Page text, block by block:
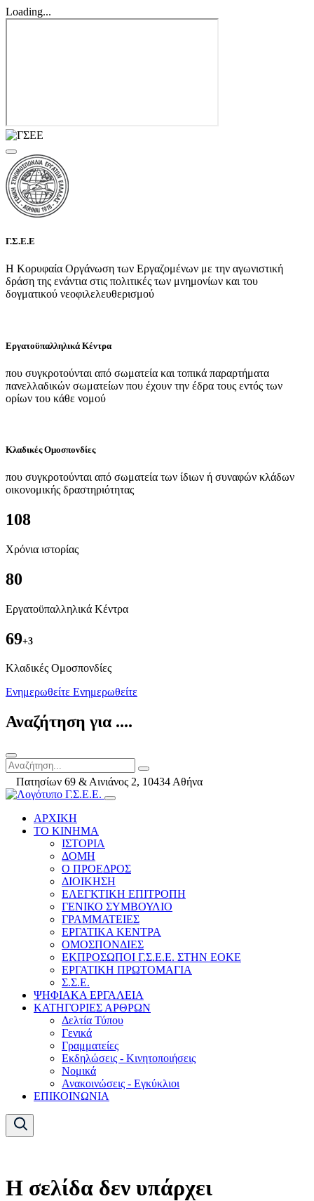
Loading...
Γ.Σ.Ε.Ε
Η Κορυφαία Οργάνωση των Εργαζομένων με την αγωνιστική
δράση της ενάντια στις πολιτικές των μνημονίων και του
δογματικού νεοφιλελευθερισμού
Εργατοϋπαλληλικά Κέντρα
που συγκροτούνται από σωματεία και τοπικά παραρτήματα
πανελλαδικών σωματείων που έχουν την έδρα τους εντός των
ορίων του κάθε νομού
Κλαδικές Ομοσπονδίες
που συγκροτούνται από σωματεία των ίδιων ή συναφών κλάδων
οικονομικής δραστηριότητας
108
Χρόνια ιστορίας
80
Εργατοϋπαλληλικά Κέντρα
69+3
Kλαδικές Ομοσπονδίες
Ενημερωθείτε Ενημερωθείτε
Αναζήτηση για ....
Πατησίων 69 & Αινιάνος 2, 10434 Αθήνα
ΑΡΧΙΚΗ
ΤΟ ΚΙΝΗΜΑ
ΙΣΤΟΡΙΑ
ΔΟΜΗ
Ο ΠΡΟΕΔΡΟΣ
ΔΙΟΙΚΗΣΗ
ΕΛΕΓΚΤΙΚΗ ΕΠΙΤΡΟΠΗ
ΓΕΝΙΚΟ ΣΥΜΒΟΥΛΙΟ
ΓΡΑΜΜΑΤΕΙΕΣ
ΕΡΓΑΤΙΚΑ ΚΕΝΤΡΑ
ΟΜΟΣΠΟΝΔΙΕΣ
ΕΚΠΡΟΣΩΠΟΙ Γ.Σ.Ε.Ε. ΣΤΗΝ ΕΟΚΕ
ΕΡΓΑΤΙΚΗ ΠΡΩΤΟΜΑΓΙΑ
Σ.Σ.Ε.
ΨΗΦΙΑΚΑ ΕΡΓΑΛΕΙΑ
ΚΑΤΗΓΟΡΙΕΣ ΑΡΘΡΩΝ
Δελτία Τύπου
Γενικά
Γραμματείες
Εκδηλώσεις - Κινητοποιήσεις
Νομικά
Ανακοινώσεις - Εγκύκλιοι
ΕΠΙΚΟΙΝΩΝΙΑ
Η σελίδα δεν υπάρχει